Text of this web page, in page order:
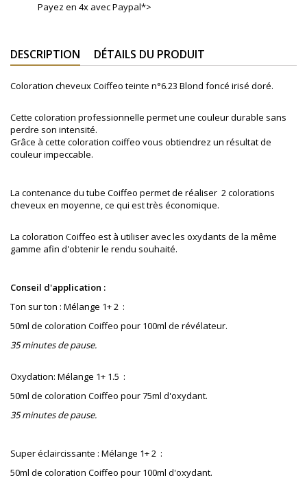
Payez en 4x avec Paypal*>
DESCRIPTION DÉTAILS DU PRODUIT
Coloration cheveux Coiffeo teinte n°6.23 Blond foncé irisé doré.
Cette coloration professionnelle permet une couleur durable sans
perdre son intensité.
Grâce à cette coloration coiffeo vous obtiendrez un résultat de
couleur impeccable.
La contenance du tube Coiffeo permet de réaliser 2 colorations
cheveux en moyenne, ce qui est très économique.
La coloration Coiffeo est à utiliser avec les oxydants de la même
gamme afin d'obtenir le rendu souhaité.
Conseil d'application :
Ton sur ton : Mélange 1+ 2 :
50ml de coloration Coiffeo pour 100ml de révélateur.
35 minutes de pause.
Oxydation: Mélange 1+ 1.5 :
50ml de coloration Coiffeo pour 75ml d'oxydant.
35 minutes de pause.
Super éclaircissante : Mélange 1+ 2 :
50ml de coloration Coiffeo pour 100ml d'oxydant.